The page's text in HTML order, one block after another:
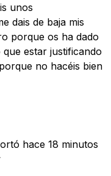
unos
dais de baja mis
porque os ha dado
estar justificando
no hacéis bien
hace 18 minutos